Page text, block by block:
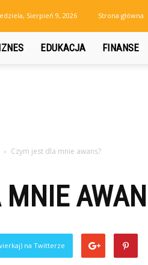
Sierpień 9, 2026 Strona główna
EDUKACJA FINANSE
Czym jest dla mnie awans?
na Twitterze